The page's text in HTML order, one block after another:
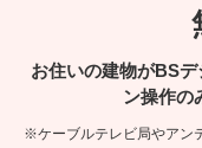
お住いの建物がBS
ン操作の
※ケーブルテレビ局やアン